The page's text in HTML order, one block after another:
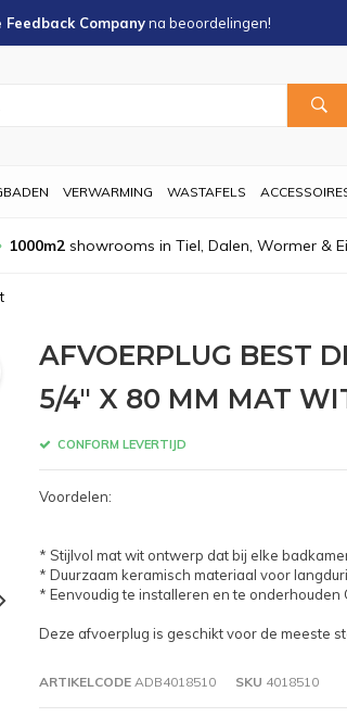
Feedback Companyna beoordelingen!
VERWARMING WASTAFELS
1000m2showrooms in Tiel, Dalen, Wormer &
AFVOERPLUG BEST
5/4" X 80 MM MAT
CONFORM LEVERTIJD
Voordelen:
* Stijlvol mat wit ontwerp dat bij elke
* Duurzaam keramisch materiaal voor
* Eenvoudig te installeren en te onderhouden
Deze afvoerplug is geschikt voor de meeste
ARTIKELCODEADB4018510 SKU 4018510